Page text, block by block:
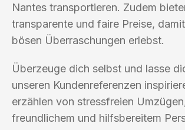
Nantes transportieren. Zudem
transparente und faire Preise,
bösen Überraschungen erlebst.
Überzeuge dich selbst und lasse
unseren Kundenreferenzen
erzählen von stressfreien
freundlichem und hilfsbereitem